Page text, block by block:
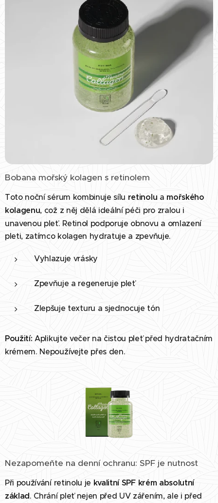
Bobana mořský kolagen s retinolem
Toto noční sérum kombinuje sílu retinolu a mořského
kolagenu, což z něj dělá ideální péči pro zralou i
unavenou pleť. Retinol podporuje obnovu a omlazení
pleti, zatímco kolagen hydratuje a zpevňuje.
Vyhlazuje vrásky
Zpevňuje a regeneruje pleť
Zlepšuje texturu a sjednocuje tón
Použití: Aplikujte večer na čistou pleť před hydratačním
krémem. Nepoužívejte přes den.
Nezapomeňte na denní ochranu: SPF je nutnost
Při používání retinolu je kvalitní SPF krém absolutní
základ. Chrání pleť nejen před UV zářením, ale i před